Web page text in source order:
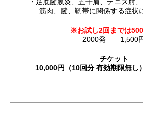
筋肉、腱、靭帯に関係する症状
※お試し2回までは
2000発 1,500
チケット
10,000円（10回分 有効期限無